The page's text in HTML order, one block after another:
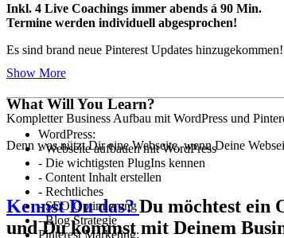
Inkl. 4 Live Coachings immer abends á 90 Min.
Termine werden individuell abgesprochen!
Es sind brand neue Pinterest Updates hinzugekommen!
Kompletter Business Aufbau mit WordPress und
Denn was nützt Dir eine Webseite, wenn Deine
Kennst Du das?Du möchtest ein
und Du kommst mit Deinem
Show More
What Will You Learn?
WordPress:
- Webseite aufbauen mit WordPress
- Die wichtigsten PlugIns kennen
- Content Inhalt erstellen
- Rechtliches
- SEO Optimierung
- Blog Strategie
Pinterest Marketing: